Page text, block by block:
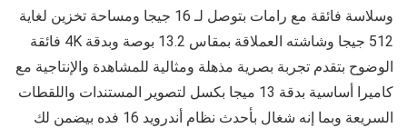
وسلاسة فائقة مع رامات بتوصل لـ 16 جيجا ومساحة تخزين لغاية
512 جيجا وشاشته العملاقة بمقاس 13.2 بوصة وبدقة 4K فائقة
الوضوح بتقدم تجربة بصرية مذهلة ومثالية للمشاهدة والإنتاجية مع
كاميرا أساسية بدقة 13 ميجا بكسل لتصوير المستندات واللقطات
السريعة وبما إنه شغال بأحدث نظام أندرويد 16 فده بيضمن لك